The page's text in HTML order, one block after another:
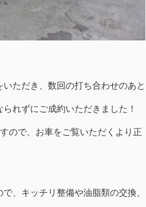
ただき、数回の打ち合わせのあと
れずにご成約いただきました！
ので、お車をご覧いただくより正
、キッチリ整備や油脂類の交換、